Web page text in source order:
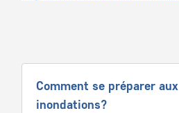
Comment se préparer aux
inondations?